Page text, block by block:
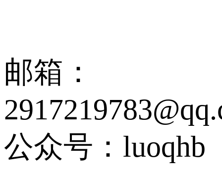
邮箱：
公众号：luoqhb